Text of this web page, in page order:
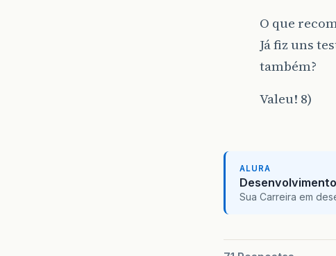
O que
Já fiz uns
também?
Valeu! 8)
ALURA
Sua Carreira em